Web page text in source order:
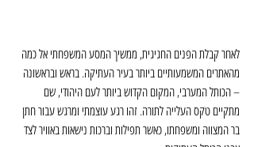
לאחר קבלת הפנים החגיגית, ממשיך המסע המשפחתי אל כמה
מהאתרים המשמעותיים ביותר בעיר העתיקה. בראש ובראשונה
– הכותל המערבי, המקום הקדוש ביותר לעם היהודי, שם
מתקיים טקס העלייה לתורה. זהו רגע עוצמתי ומרגש עבור חתן
בר המצווה ומשפחתו, כאשר תפילות וברכות נישאות באוויר לצד